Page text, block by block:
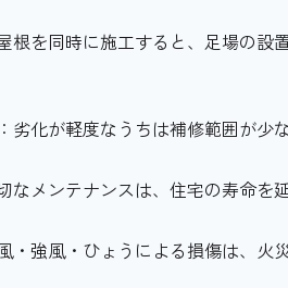
根を同時に施工すると、足場の設
劣化が軽度なうちは補修範囲が少
なメンテナンスは、住宅の寿命
・強風・ひょうによる損傷は、火